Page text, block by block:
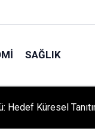
SAĞLIK
Hedef Küresel